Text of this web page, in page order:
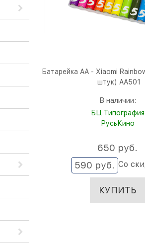
Батарейка AA - Xiaomi
штук) AA501
В наличии:
БЦ Типография
РусьКино
590 руб. Со
650 руб.
КУПИТЬ